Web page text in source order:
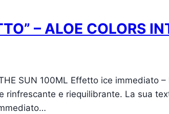
– ALOE COLORS
THE SUN 100ML Effetto ice
e riequilibrante. La sua